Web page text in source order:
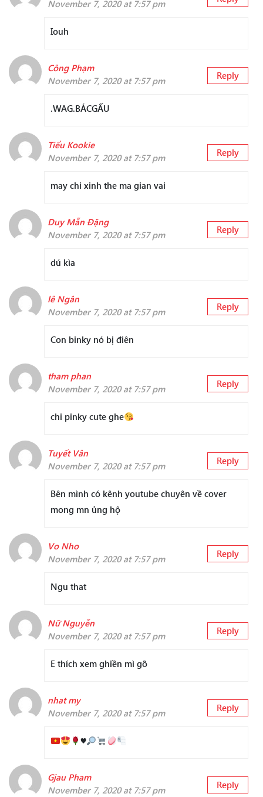
November 7, 2020 at 7:57 pm
Iouh
Công Phạm
November 7, 2020 at 7:57 pm
Reply
.WAG.BÁCGẤU
Tiểu Kookie
November 7, 2020 at 7:57 pm
Reply
may chi xinh the ma gian vai
Duy Mẫn Đặng
November 7, 2020 at 7:57 pm
Reply
dú kìa
lê Ngân
November 7, 2020 at 7:57 pm
Reply
Con binky nó bị điên
tham phan
November 7, 2020 at 7:57 pm
Reply
chi pinky cute ghe
Tuyết Vân
November 7, 2020 at 7:57 pm
Reply
Bên mình có kênh youtube chuyên về cover
mong mn ủng hộ
Vo Nho
November 7, 2020 at 7:57 pm
Reply
Ngu that
Nữ Nguyễn
November 7, 2020 at 7:57 pm
Reply
E thích xem ghiền mì gõ
nhat my
November 7, 2020 at 7:57 pm
Reply
♥️
Gjau Pham
November 7, 2020 at 7:57 pm
Reply